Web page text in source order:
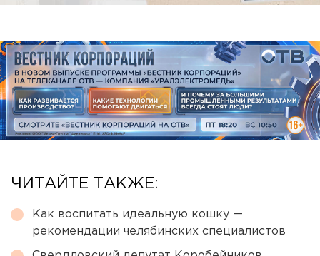
ЧИТАЙТЕ ТАКЖЕ:
Как воспитать идеальную кошку —
рекомендации челябинских специалистов